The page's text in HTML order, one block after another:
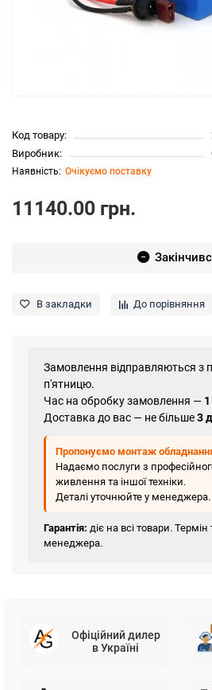
Код товару:
Виробник:
Очікуємо поставку
11140.00 грн.
В закладки До порівняння
Замовлення відправляються з
п'ятницю.
Час на обробку замовлення —
Доставка до вас — не більше3
Пропонуємо монтаж
Надаємо послуги з
живлення та іншої техніки.
Деталі уточнюйте у менеджера.
Гарантія: діє на всі товари.
менеджера.
Офіційний дилер
в Україні